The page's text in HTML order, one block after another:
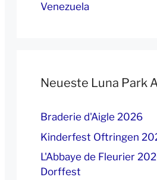
Venezuela
Neueste Luna Park
Braderie d'Aigle 2026
Kinderfest Oftringen
L'Abbaye de Fleurier
Dorffest